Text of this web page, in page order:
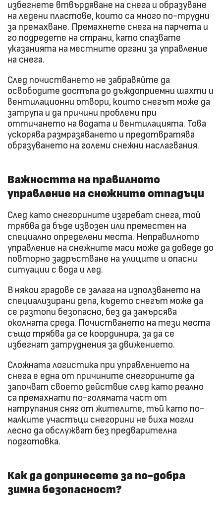
избегнете втвърдяване на снега и образуване
на ледени пластове, които са много по-трудни
за премахване. Премахнете снега на парчета и
го подредете на страни, като спазвате
указанията на местните органи за управление
на снега.
След почистването не забравяйте да
освободите достъпа до дъждоприемни шахти и
вентилационни отвори, които снегът може да
затрупа и да причини проблеми при
оттичането на водата и вентилацията. Това
ускорява размразяването и предотвратява
образуването на големи снежни наслагвания.
Важността на правилното
управление на снежните отпадъци
След като снегорините изгребат снега, той
трябва да бъде извозен или преместен на
специално определени места. Неправилното
управление на снежните маси може да доведе до
повторно задръстване на улиците и опасни
ситуации с вода и лед.
В някои градове се залага на използването на
специализирани депа, където снегът може да
се разтопи безопасно, без да замърсява
околната среда. Почистването на тези места
също трябва да се координира, за да се
избегнат затруднения за движението.
Сложната логистика при управлението на
снега е една от причините снегорините да
започват своето действие след като реално
са премахнати по-голямата част от
натрупания сняг от жителите, тъй като по-
малките участъци снегорини не биха могли
лесно да обслужват без предварителна
подготовка.
Как да допринесете за по-добра
зимна безопасност?